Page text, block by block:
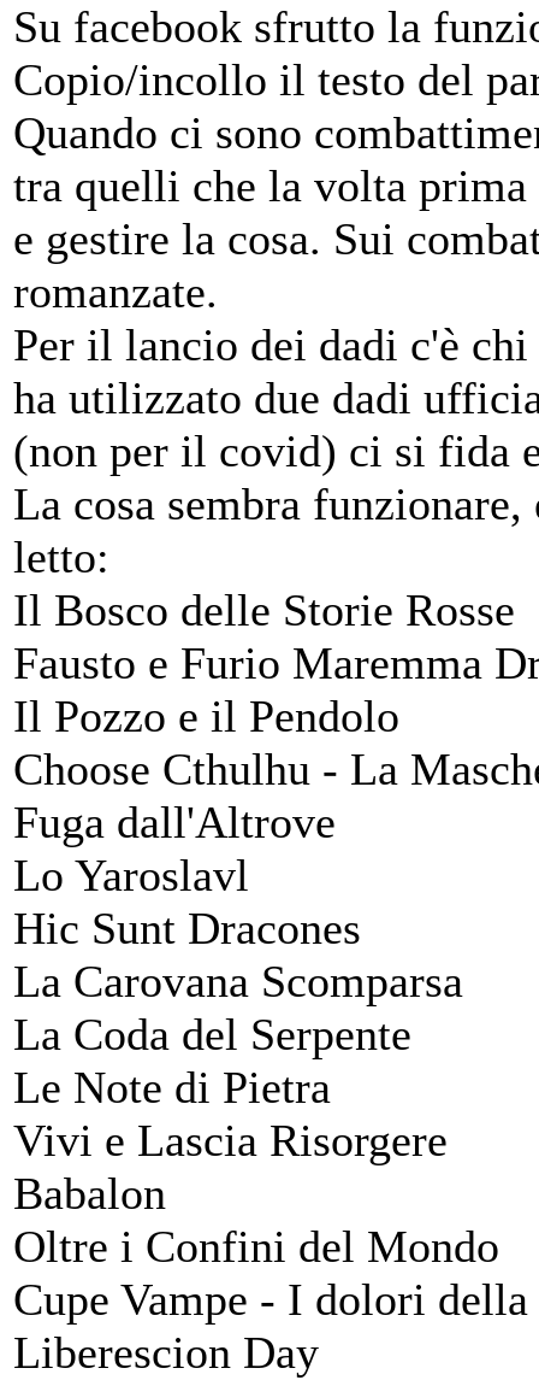
Su facebook sfrutto la
Copio/incollo il testo del
Quando ci sono
tra quelli che la volta
e gestire la cosa. Sui
romanzate.
Per il lancio dei dadi c'è
ha utilizzato due dadi
(non per il covid) ci si fida
La cosa sembra
letto:
Il Bosco delle Storie Rosse
Fausto e Furio Maremma
Il Pozzo e il Pendolo
Choose Cthulhu - La
Fuga dall'Altrove
Lo Yaroslavl
Hic Sunt Dracones
La Carovana Scomparsa
La Coda del Serpente
Le Note di Pietra
Vivi e Lascia Risorgere
Babalon
Oltre i Confini del Mondo
Cupe Vampe - I dolori
Liberescion Day